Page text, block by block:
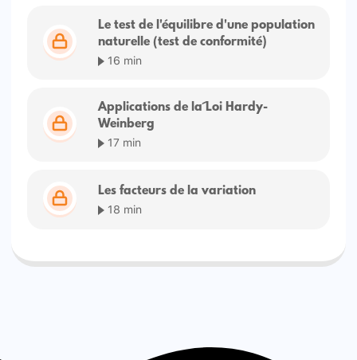
Le test de l'équilibre d'une population
naturelle (test de conformité)
16 min
Applications de la Loi Hardy-
Weinberg
17 min
Les facteurs de la variation
18 min